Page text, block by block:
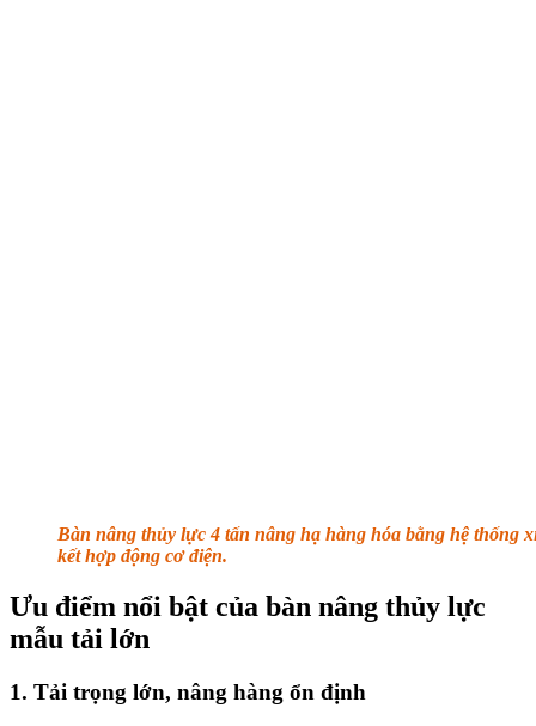
Bàn nâng thủy lực 4 tấn nâng hạ hàng hóa bằng hệ thống
kết hợp động cơ điện.
Ưu điểm nổi bật của bàn nâng thủy lực
mẫu tải lớn
1. Tải trọng lớn, nâng hàng ổn định